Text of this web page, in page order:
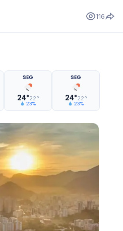
116
SEG
24°22°
23%
SEG
24°22°
23%